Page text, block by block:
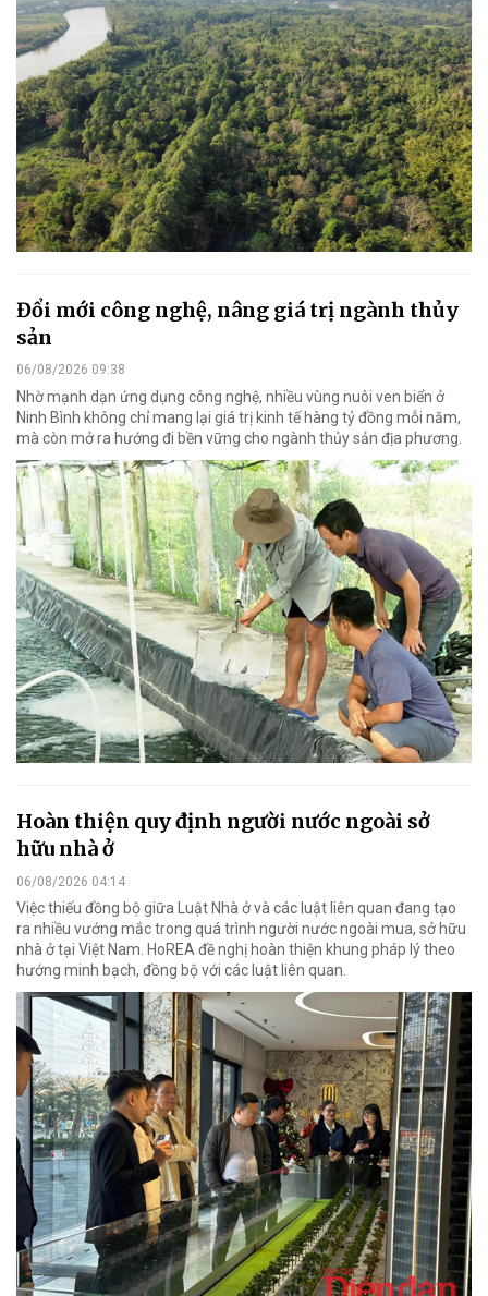
Đổi mới công nghệ, nâng giá trị ngành thủy
sản
06/08/2026 09:38
Nhờ mạnh dạn ứng dụng công nghệ, nhiều vùng nuôi ven biển ở
Ninh Bình không chỉ mang lại giá trị kinh tế hàng tỷ đồng mỗi năm,
mà còn mở ra hướng đi bền vững cho ngành thủy sản địa phương.
Hoàn thiện quy định người nước ngoài sở
hữu nhà ở
06/08/2026 04:14
Việc thiếu đồng bộ giữa Luật Nhà ở và các luật liên quan đang tạo
ra nhiều vướng mắc trong quá trình người nước ngoài mua, sở hữu
nhà ở tại Việt Nam. HoREA đề nghị hoàn thiện khung pháp lý theo
hướng minh bạch, đồng bộ với các luật liên quan.